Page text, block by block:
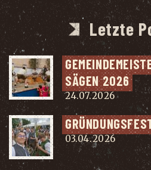
Letzte
SÄ­GEN 2026
24.07.2026
03.04.2026